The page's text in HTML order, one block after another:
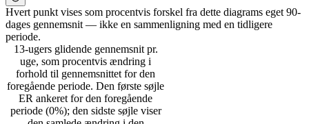
Hvert punkt vises som procentvis forskel fra dette diagrams eget 90-
dages gennemsnit — ikke en sammenligning med en tidligere
periode.
13-ugers glidende gennemsnit pr.
uge, som procentvis ændring i
forhold til gennemsnittet for den
foregående periode. Den første søjle
ER ankeret for den foregående
periode (0%); den sidste søjle viser